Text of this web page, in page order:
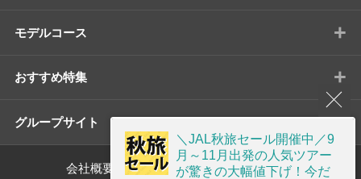
モデルコース +
おすすめ特集 +
グループサイト +
会社概要 標識・約款
＼JAL秋旅セール開催中／9
月～11月出発の人気ツアー
が驚きの大幅値下げ！今だ